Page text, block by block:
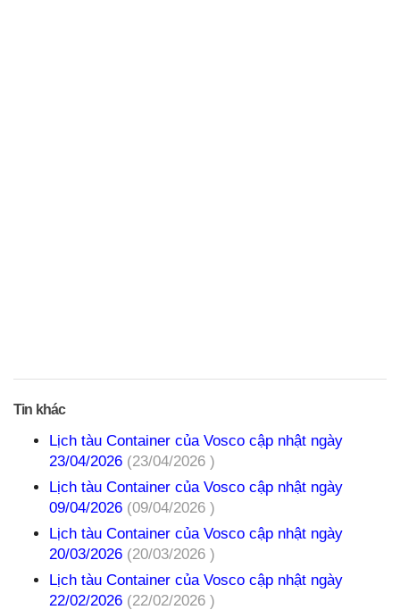
Tin khác
Lịch tàu Container của Vosco cập nhật ngày
23/04/2026 (23/04/2026 )
Lịch tàu Container của Vosco cập nhật ngày
09/04/2026 (09/04/2026 )
Lịch tàu Container của Vosco cập nhật ngày
20/03/2026 (20/03/2026 )
Lịch tàu Container của Vosco cập nhật ngày
22/02/2026 (22/02/2026 )